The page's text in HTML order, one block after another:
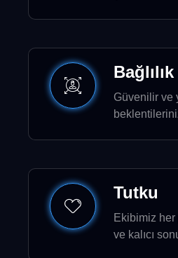
Bağlılık
Güvenilir ve
Tutku
Ekibimiz
ve kalıcı